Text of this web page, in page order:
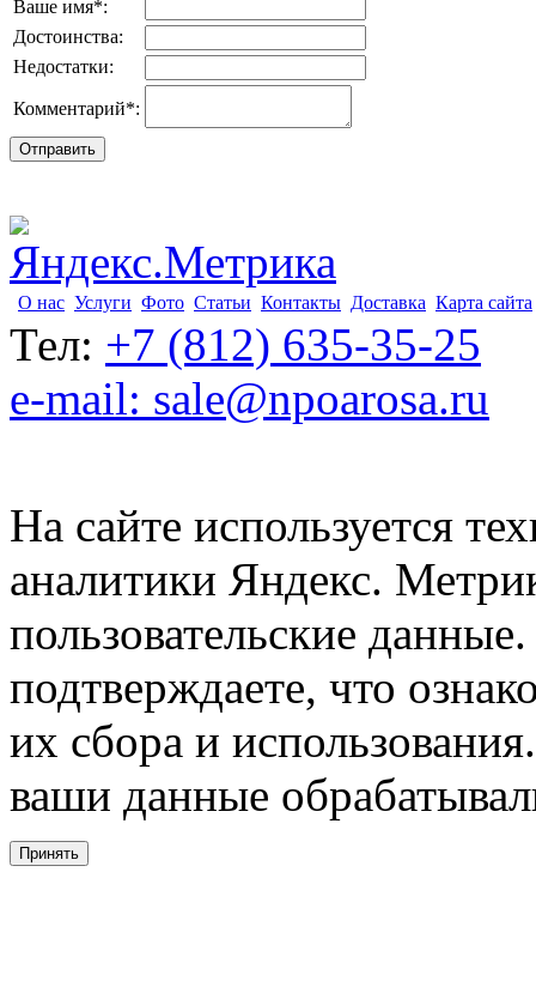
Ваше имя*:
Достоинства:
Недостатки:
Комментарий*:
О нас Услуги Фото Статьи Контакты Доставка Карта сайта
Тел: +7 (812) 635-35-25
e-mail: sale@npoarosa.ru
На сайте используется
аналитики Яндекс.
пользовательские
подтверждаете, что
их сбора и
ваши данные
Принять